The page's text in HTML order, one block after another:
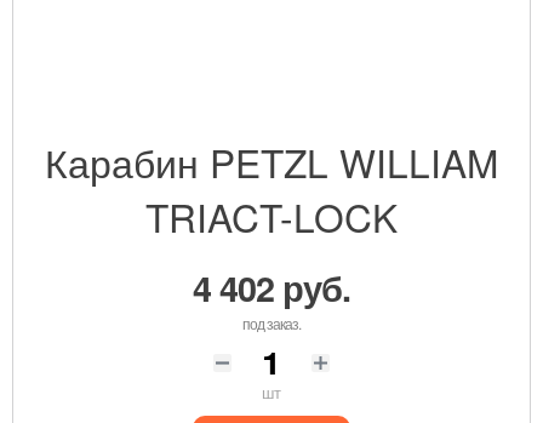
Карабин PETZL WILLIAM
TRIACT-LOCK
4 402 руб.
под заказ.
шт